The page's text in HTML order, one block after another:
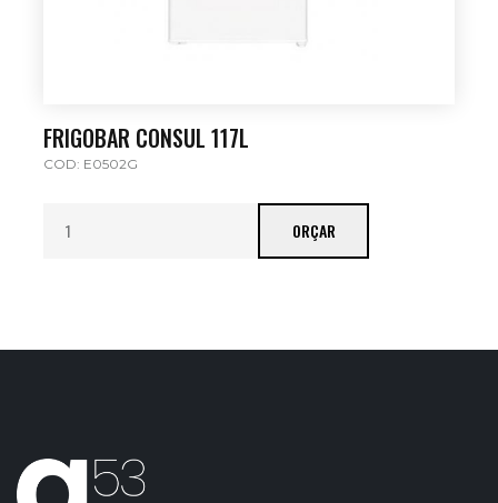
FRIGOBAR CONSUL 117L
COD: E0502G
ORÇAR